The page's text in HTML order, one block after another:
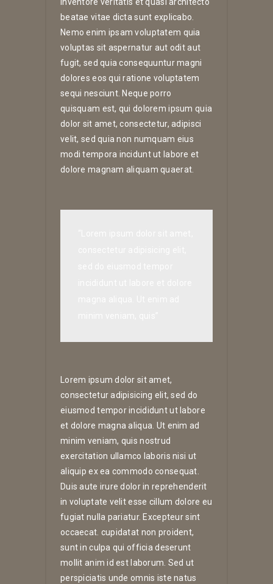
inventore veritatis et quasi architecto
beatae vitae dicta sunt explicabo.
Nemo enim ipsam voluptatem quia
voluptas sit aspernatur aut odit aut
fugit, sed quia consequuntur magni
dolores eos qui ratione voluptatem
sequi nesciunt. Neque porro
quisquam est, qui dolorem ipsum quia
dolor sit amet, consectetur, adipisci
velit, sed quia non numquam eius
modi tempora incidunt ut labore et
dolore magnam aliquam quaerat.
Lorem ipsum dolor sit amet,
consectetur adipisicing elit, sed do
eiusmod tempor incididunt ut labore
et dolore magna aliqua. Ut enim ad
minim veniam, quis nostrud
exercitation ullamco laboris nisi ut
aliquip ex ea commodo consequat.
Duis aute irure dolor in reprehenderit
in voluptate velit esse cillum dolore eu
fugiat nulla pariatur. Excepteur sint
occaecat. cupidatat non proident,
sunt in culpa qui officia deserunt
mollit anim id est laborum. Sed ut
perspiciatis unde omnis iste natus